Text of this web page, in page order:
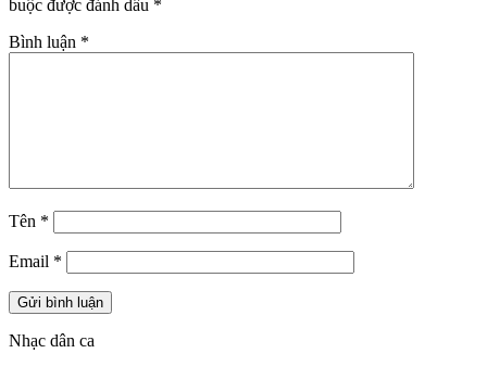
buộc được đánh dấu *
Bình luận *
Tên *
Email *
Nhạc dân ca